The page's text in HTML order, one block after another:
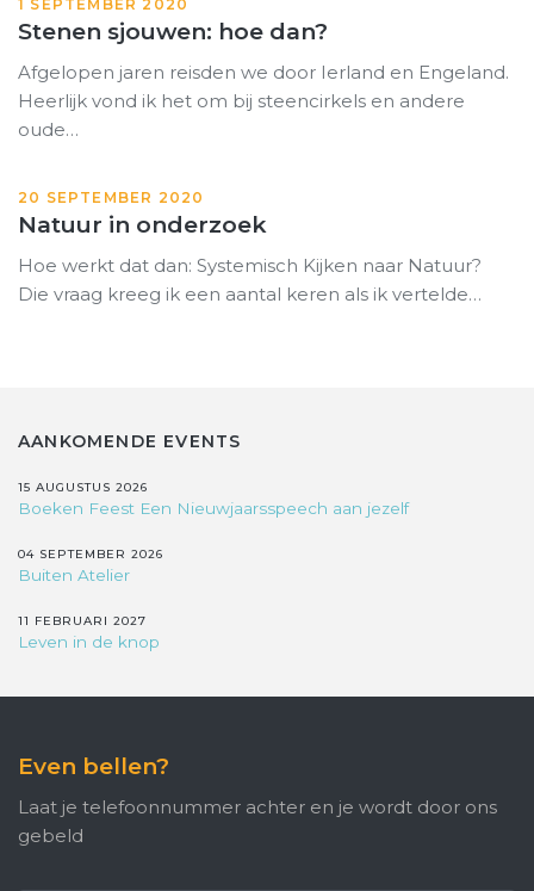
1 SEPTEMBER 2020
Stenen sjouwen: hoe dan?
Afgelopen jaren reisden we door Ierland en Engeland.
Heerlijk vond ik het om bij steencirkels en andere
oude…
20 SEPTEMBER 2020
Natuur in onderzoek
Hoe werkt dat dan: Systemisch Kijken naar Natuur?
Die vraag kreeg ik een aantal keren als ik vertelde…
AANKOMENDE EVENTS
15 AUGUSTUS 2026
Boeken Feest Een Nieuwjaarsspeech aan jezelf
04 SEPTEMBER 2026
Buiten Atelier
11 FEBRUARI 2027
Leven in de knop
Even bellen?
Laat je telefoonnummer achter en je wordt door ons
gebeld